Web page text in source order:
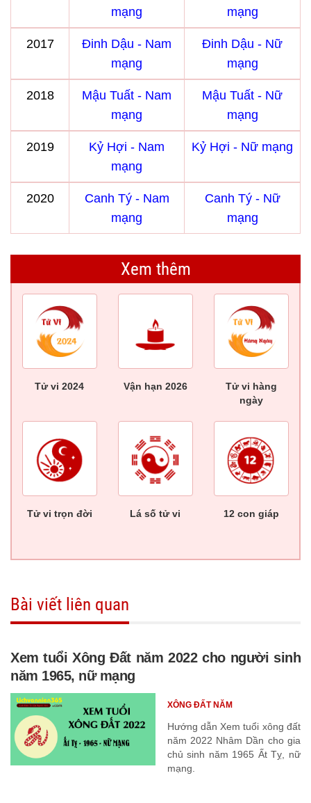
mạng
mạng
2017
Đinh Dậu - Nam
mạng
Đinh Dậu - Nữ
mạng
2018
Mậu Tuất - Nam
mạng
Mậu Tuất - Nữ
mạng
2019
Kỷ Hợi - Nam
mạng
Kỷ Hợi - Nữ mạng
2020
Canh Tý - Nam
mạng
Canh Tý - Nữ
mạng
Xem thêm
Tử vi 2024 Vận hạn 2026
Tử vi hàng
ngày
Tử vi trọn đời Lá số tử vi 12 con giáp
Bài viết liên quan
Xem tuổi Xông Đất năm 2022 cho người sinh
năm 1965, nữ mạng
Hướng dẫn Xem tuổi xông đất
năm 2022 Nhâm Dần cho gia
chủ sinh năm 1965 Ất Tỵ, nữ
mạng.
XÔNG ĐẤT NĂM